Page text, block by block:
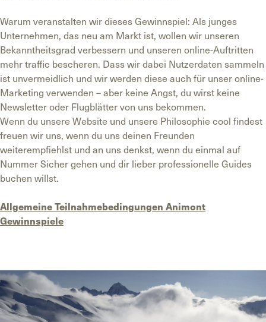
Warum veranstalten wir dieses Gewinnspiel: Als junges
Unternehmen, das neu am Markt ist, wollen wir unseren
Bekanntheitsgrad verbessern und unseren online-Auftritten
mehr traffic bescheren. Dass wir dabei Nutzerdaten sammeln
ist unvermeidlich und wir werden diese auch für unser online-
Marketing verwenden – aber keine Angst, du wirst keine
Newsletter oder Flugblätter von uns bekommen.
Wenn du unsere Website und unsere Philosophie cool findest
freuen wir uns, wenn du uns deinen Freunden
weiterempfiehlst und an uns denkst, wenn du einmal auf
Nummer Sicher gehen und dir lieber professionelle Guides
buchen willst.
Allgemeine Teilnahmebedingungen Animont
Gewinnspiele